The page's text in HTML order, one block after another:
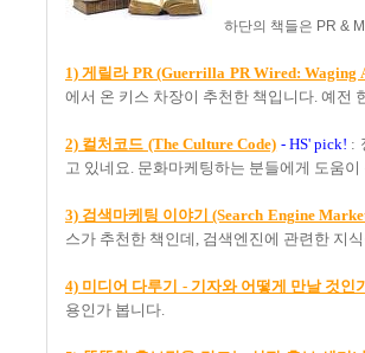
하단의 책들은 PR &
1) 게릴라 PR (Guerrilla PR Wired: Waging
에서 온 키스 차장이 추천한 책입니다. 예전
2) 컬처코드 (The Culture Code) - HS' pick! :
고 있네요. 문화마케팅하는 분들에게 도움이
3) 검색마케팅 이야기 (Search Engine
스가 추천한 책인데, 검색엔진에 관련한 지
4) 미디어 다루기 - 기자와 어떻게 만날 것인
용인가 봅니다.